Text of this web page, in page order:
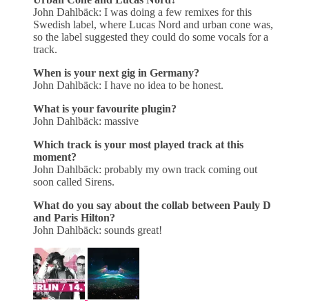
John Dahlbäck: I was doing a few remixes for this
Swedish label, where Lucas Nord and urban cone was,
so the label suggested they could do some vocals for a
track.
When is your next gig in Germany?
John Dahlbäck: I have no idea to be honest.
What is your favourite plugin?
John Dahlbäck: massive
Which track is your most played track at this
moment?
John Dahlbäck: probably my own track coming out
soon called Sirens.
What do you say about the collab between Pauly D
and Paris Hilton?
John Dahlbäck: sounds great!